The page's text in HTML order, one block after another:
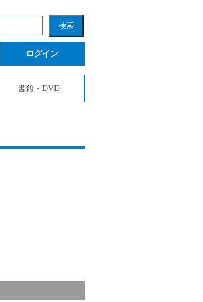
ログイン
書籍・DVD